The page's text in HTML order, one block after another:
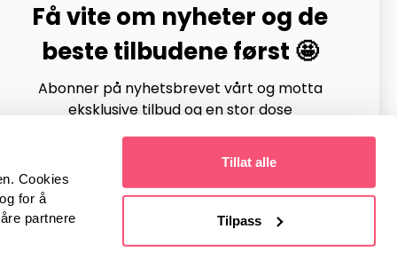
Cookies
for å
partnere
Tillat alle
Tilpass
Bli medlem her.
Få vite om nyheter og de
beste tilbudene først 🤩
Abonner på nyhetsbrevet vårt og motta
eksklusive tilbud og en stor dose
strikkeinspirasjon hver uke!